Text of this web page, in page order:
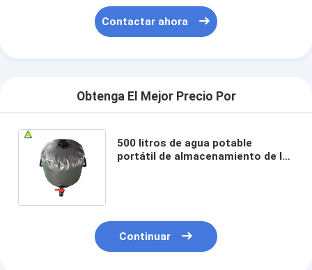
Contactar ahora
Obtenga El Mejor Precio Por
500 litros de agua potable
portátil de almacenamiento de la
Continuar